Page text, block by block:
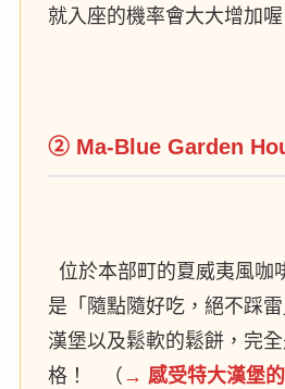
就入座的機率會大大增加
② Ma-Blue Garden
位於本部町的夏威夷風咖
是「隨點隨好吃，絕不踩
漢堡以及鬆軟的鬆餅，完
格！ （ → 感受特大漢堡